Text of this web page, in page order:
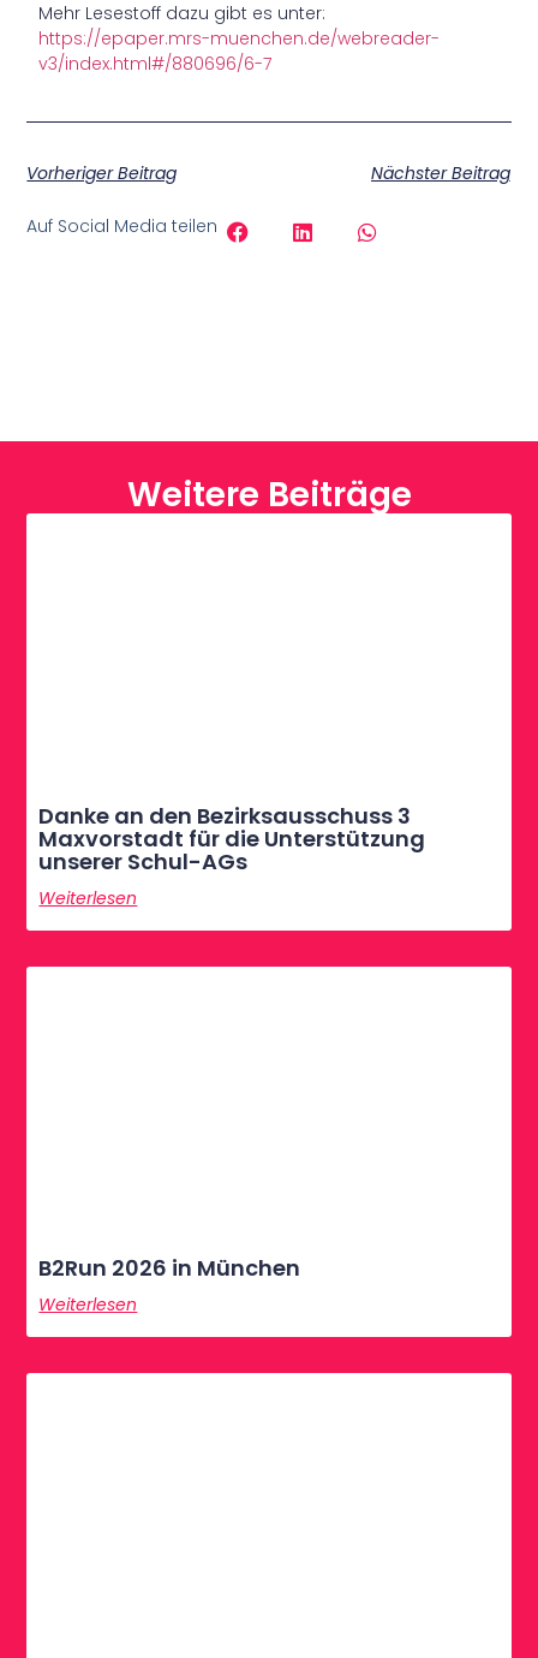
Mehr Lesestoff dazu gibt es unter:
https://epaper.mrs-muenchen.de/webreader-
v3/index.html#/880696/6-7
Vorheriger Beitrag Nächster Beitrag
Auf Social Media teilen
Weitere Beiträge
Danke an den Bezirksausschuss 3
Maxvorstadt für die Unterstützung
unserer Schul-AGs
Weiterlesen
B2Run 2026 in München
Weiterlesen